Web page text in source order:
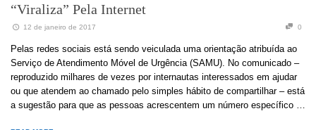
“viraliza” Pela Internet
12 de janeiro de 2017 0
Pelas redes sociais está sendo veiculada uma orientação atribuída ao
Serviço de Atendimento Móvel de Urgência (SAMU). No comunicado –
reproduzido milhares de vezes por internautas interessados em ajudar
ou que atendem ao chamado pelo simples hábito de compartilhar – está
a sugestão para que as pessoas acrescentem um número específico …